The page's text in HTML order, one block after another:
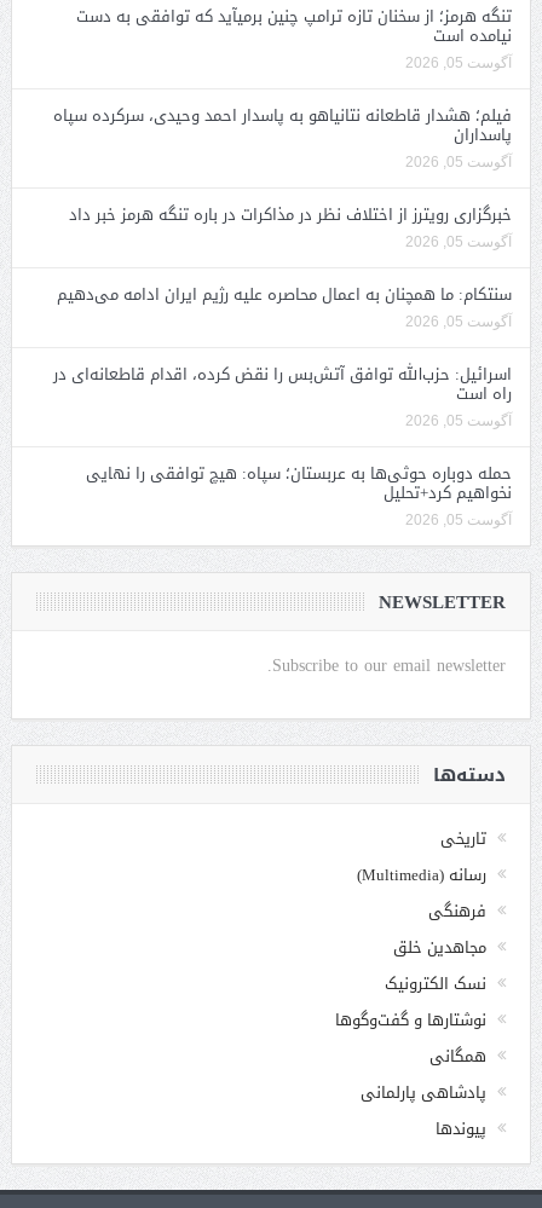
تنگه هرمز؛ از سخنان تازه ترامپ چنین برمیآید که توافقی به دست
نیامده است
آگوست 05, 2026
فیلم؛ هشدار قاطعانه نتانیاهو به پاسدار احمد وحیدی، سرکرده سپاه
پاسداران
آگوست 05, 2026
خبرگزاری رویترز از اختلاف نظر در مذاکرات در باره تنگه هرمز خبر داد
آگوست 05, 2026
سنتکام: ما همچنان به اعمال محاصره علیه رژیم ایران ادامه می‌دهیم
آگوست 05, 2026
اسرائیل: حزب‌الله توافق آتش‌بس را نقض کرده، اقدام قاطعانه‌ای در
راه است
آگوست 05, 2026
حمله دوباره حوثی‌ها به عربستان؛ سپاه: هیچ توافقی را نهایی
نخواهیم کرد+تحلیل
آگوست 05, 2026
NEWSLETTER
Subscribe to our email newsletter.
دسته‌ها
تاریخی
رسانه (Multimedia)
فرهنگی
مجاهدین خلق
نسک الکترونیک
نوشتارها و گفت‌وگوها
همگانی
پادشاهی پارلمانی
پیوندها